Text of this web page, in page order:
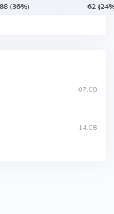
88 (36%) 62
07.08
14.08